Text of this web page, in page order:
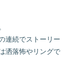
連続でストーリー
洒落怖やリングで